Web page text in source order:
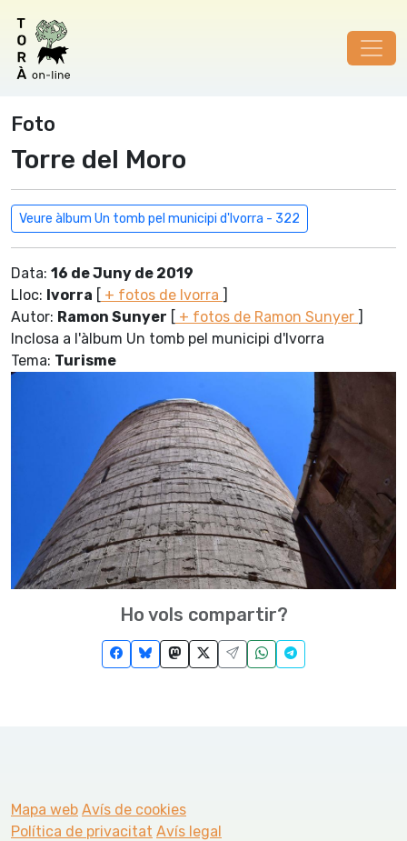
Foto
Torre del Moro
Veure àlbum Un tomb pel municipi d'Ivorra - 322
Data: 16 de Juny de 2019
Lloc: Ivorra [ + fotos de Ivorra ]
Autor: Ramon Sunyer [ + fotos de Ramon Sunyer ]
Inclosa a l'àlbum Un tomb pel municipi d'Ivorra
Tema: Turisme
Ho vols compartir?
Mapa web Avís de cookies
Política de privacitat Avís legal